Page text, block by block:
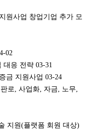
원사업 창업기업 추가 모
02
대응 전략 03-31
금 지원사업 03-24
로, 사업화, 자금, 노무,
지원(플랫폼 회원 대상)